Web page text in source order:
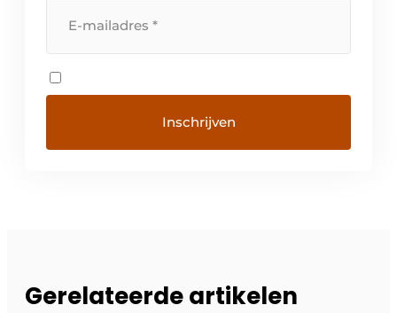
Gerelateerde artikelen